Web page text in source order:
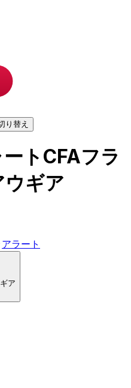
り替え
トCFAフラ
ギア
アラート
ア